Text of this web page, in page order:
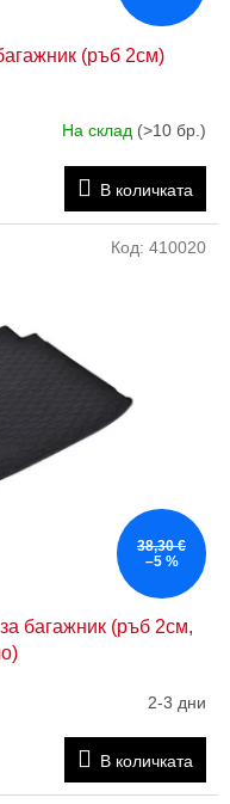
(ръб 2см)
На склад (>10 бр.)
В количката
38,30 €
–5 %
багажник (ръб 2см,
2-3 дни
В количката
Код: 410020